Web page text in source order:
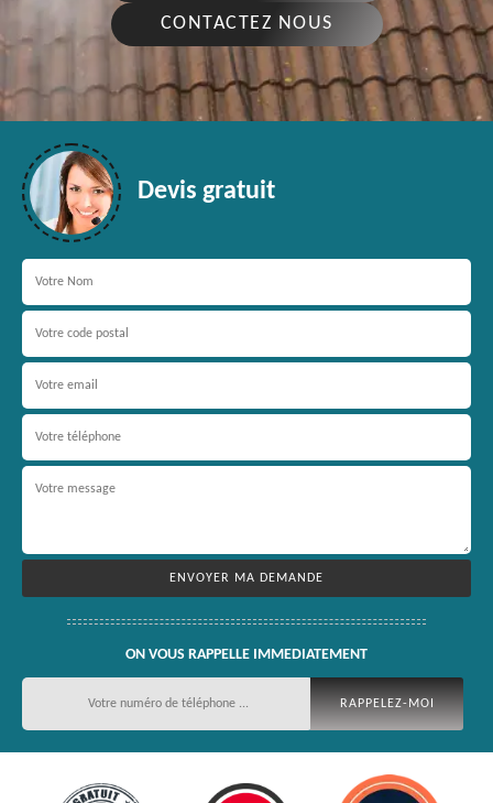
CONTACTEZ NOUS
Devis gratuit
ON VOUS RAPPELLE IMMEDIATEMENT